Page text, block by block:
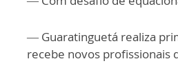
— Guaratinguetá realiza
recebe novos profissionais